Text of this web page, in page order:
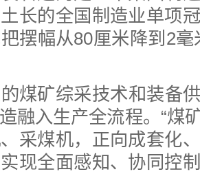
长的全国制造业单项
摆幅从80厘米降到2毫
矿综采技术和装备
融入生产全流程。“煤
采煤机，正向成套化
现全面感知、协同控